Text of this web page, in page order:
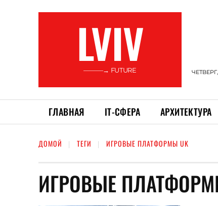
LVIV
———→ FUTURE
ГЛАВНАЯ ІТ-СФЕРА АРХИТЕКТУРА
ДОМОЙ ТЕГИ ИГРОВЫЕ ПЛАТФОРМЫ UK
ИГРОВЫЕ